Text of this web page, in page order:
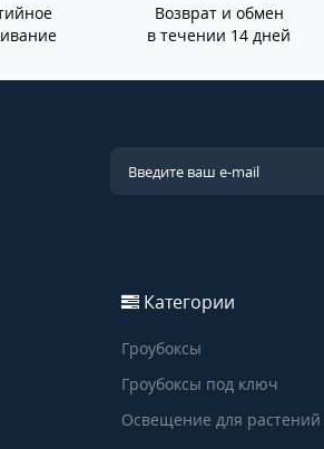
Возврат и обмен
в течении 14 дней
Категории
Гроубоксы
Гроубоксы под ключ
Освещение для растений